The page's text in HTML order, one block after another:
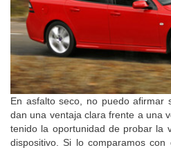
En asfalto seco, no puedo afirmar
dan una ventaja clara frente a una
tenido la oportunidad de probar la
dispositivo. Si lo comparamos con